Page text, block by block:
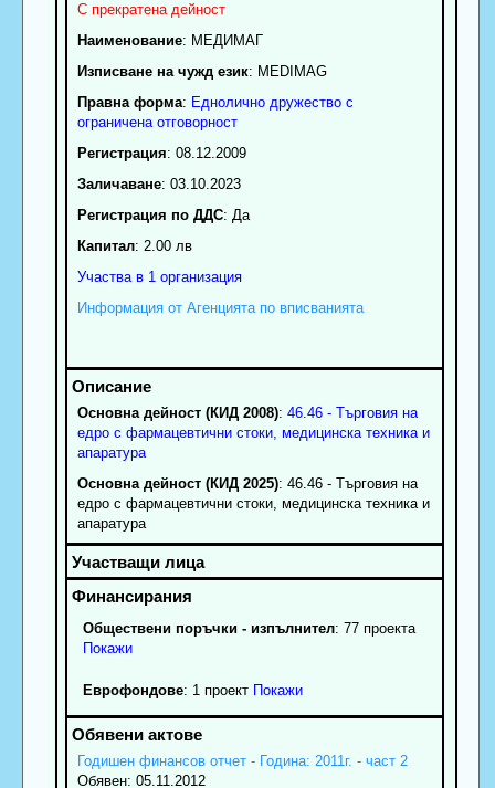
С прекратена дейност
Наименование: МЕДИМАГ
Изписване на чужд език: MEDIMAG
Правна форма: Еднолично дружество с
ограничена отговорност
Регистрация: 08.12.2009
Заличаване: 03.10.2023
Регистрация по ДДС: Да
Капитал: 2.00 лв
Участва в 1 организация
Информация от Агенцията по вписванията
Основна дейност (КИД 2008): 46.46 - Търговия на
едро с фармацевтични стоки, медицинска техника и
апаратура
Основна дейност (КИД 2025): 46.46 - Търговия на
едро с фармацевтични стоки, медицинска техника и
апаратура
Обществени поръчки - изпълнител: 77 проекта
Покажи
Еврофондове: 1 проект Покажи
Годишен финансов отчет - Година: 2011г. - част 2
Обявен: 05.11.2012